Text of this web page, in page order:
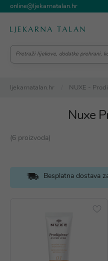
online@ljekarnatalan.hr
ljekarnatalan.hr NUXE -
Nuxe
(6 proizvoda)
Besplatna dostava